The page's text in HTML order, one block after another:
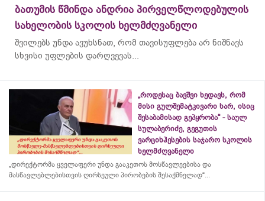
ბათუმის წმინდა ანდრია პირველწლოდებულის
სახელობის სკოლის ხელმძღვანელი
შვილებს უნდა ავუხსნათ, რომ თავისუფლება არ ნიშნავს
სხვისი უფლების დარღვევას...
„როდესაც ბავშვი ხედავს, რომ
მისი გულშემატკივარი ხარ, ისიც
შესაბამისად გეპყრობა“ - საულ
სულაბერიძე, გეგუთის
ვარციხჰესების საჯარო სკოლის
ხელმძღვანელი
„დირექტორმა ყველაფერი უნდა გააკეთოს მოსწავლეებისა და
მასწავლებლებისთვის ღირსეული პირობების შესაქმნელად“...